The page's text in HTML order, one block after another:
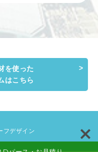
を使った
はこちら
フデザイン